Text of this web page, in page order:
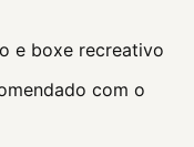
e boxe recreativo
com o